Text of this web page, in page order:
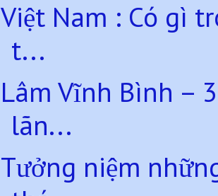
Việt Nam : Có gì
t...
Lâm Vĩnh Bình –
lãn...
Tưởng niệm